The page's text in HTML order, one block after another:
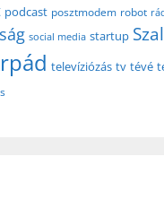
podcast posztmodem robot
social media startup
televíziózás tv tévé